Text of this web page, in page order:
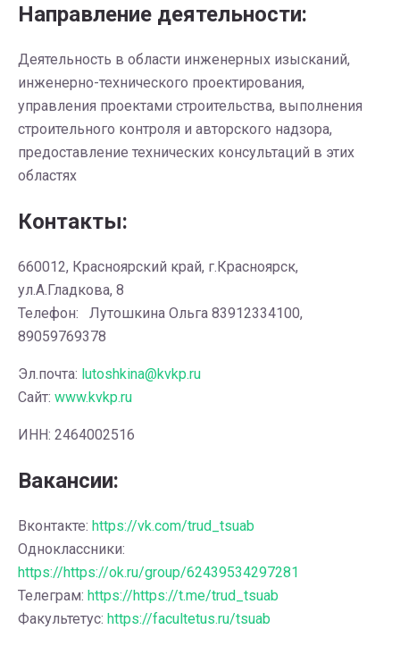
Направление деятельности:
Деятельность в области инженерных изысканий,
инженерно-технического проектирования,
управления проектами строительства, выполнения
строительного контроля и авторского надзора,
предоставление технических консультаций в этих
областях
Контакты:
660012, Красноярский край, г.Красноярск,
ул.А.Гладкова, 8
Телефон: Лутошкина Ольга 83912334100,
89059769378
Эл.почта: lutoshkina@kvkp.ru
Сайт: www.kvkp.ru
ИНН: 2464002516
Вакансии:
Вконтакте: https://vk.com/trud_tsuab
Одноклассники:
https://https://ok.ru/group/62439534297281
Телеграм: https://https://t.me/trud_tsuab
Факультетус: https://facultetus.ru/tsuab